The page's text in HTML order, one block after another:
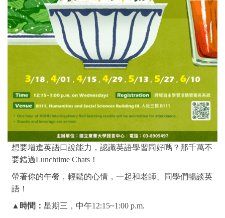
想要增進英語口說能力，認識英語學習同好嗎？那千萬不
要錯過Lunchtime Chats ！
帶著你的午餐，輕鬆的心情，一起和老師、同學們暢談英
語！
▲時間： 星期三 ，中午12:15~1:00 p.m.